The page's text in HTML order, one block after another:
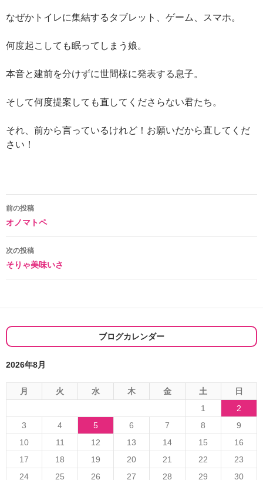
なぜかトイレに集結するタブレット、ゲーム、スマホ。
何度起こしても眠ってしまう娘。
本音と建前を分けずに世間様に発表する息子。
そして何度提案しても直してくださらない君たち。
それ、前から言っているけれど！お願いだから直してくだ
さい！
投
稿
ナ
ビ
ー
シ
ン
前の投稿
オノマトペ
次の投稿
そりゃ美味いさ
ブログカレンダー
2026年8月
月 火 水 木 金 土
日
1
2
3
4 5 6 7 8
9
10
11 12 13 14 15
16
17
18 19 20 21 22
23
24
25 26 27 28 29 30